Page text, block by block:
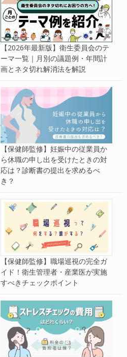
【2026年最新版】衛生委員会のテ
ーマ一覧｜月別の議題例・年間計
画とネタ切れ解消法を解説
【保健師監修】妊娠中の従業員か
ら休職の申し出を受けたときの対
応は？診断書の提出を求めるべ
き？
【保健師監修】職場巡視の完全ガ
イド！衛生管理者・産業医が実施
すべきチェックポイント